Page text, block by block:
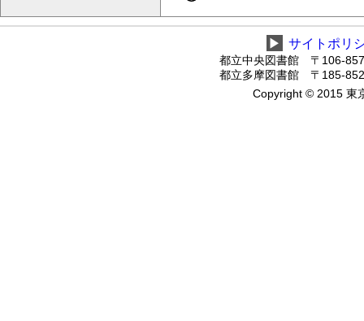
▶ サイトポリ
都立中央図書館 〒106-
都立多摩図書館 〒185-
Copyright © 2015 東